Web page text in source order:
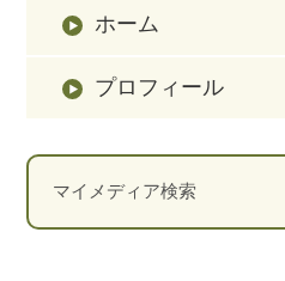
ホーム
プロフィール